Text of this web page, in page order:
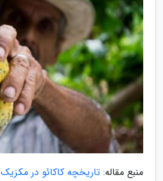
منبع مقاله: تاریخچه کاکائو در مکزیک